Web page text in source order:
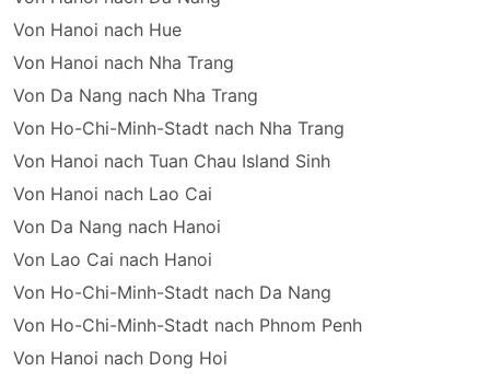
Von Hanoi nach Hue
Von Hanoi nach Nha Trang
Von Da Nang nach Nha Trang
Von Ho-Chi-Minh-Stadt nach Nha Trang
Von Hanoi nach Tuan Chau Island Sinh
Von Hanoi nach Lao Cai
Von Da Nang nach Hanoi
Von Lao Cai nach Hanoi
Von Ho-Chi-Minh-Stadt nach Da Nang
Von Ho-Chi-Minh-Stadt nach Phnom Penh
Von Hanoi nach Dong Hoi